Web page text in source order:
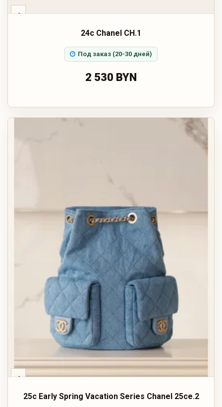
‹
24c Chanel CH.1
Под заказ (20-30 дней)
2 530 BYN
‹
25c Early Spring Vacation Series Chanel 25ce.2